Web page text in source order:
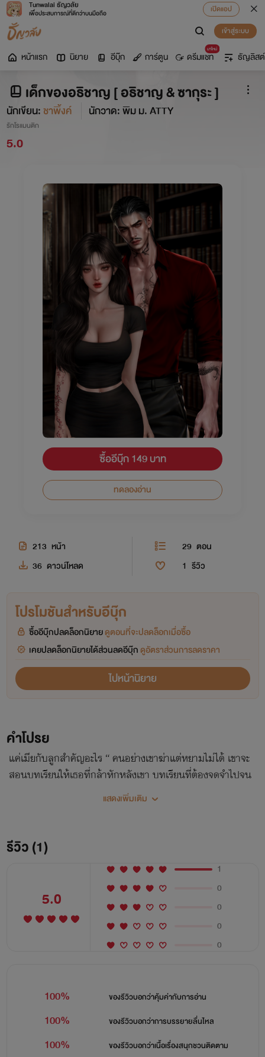
Tunwalai ธัญวลัย
เพื่อประสบการณ์ที่ดีกว่าบนมือถือ
เปิดแอป
เข้าสู่ระบบ
หน้าแรก นิยาย อีบุ๊ก การ์ตูน
มาใหม่
ดรีมแชท ธัญลิสต์
เด็กของอธิชาญ [ อธิชาญ & ซากุระ ]
นักเขียน:ชาพิ้งค์ นักวาด: พิม ม. ATTY
รักโรแมนติก
5.0
ซื้ออีบุ๊ก 149 บาท
ทดลองอ่าน
213 หน้า 29 ตอน
36 ดาวน์โหลด 1 รีวิว
โปรโมชันสำหรับอีบุ๊ก
ซื้ออีบุ๊กปลดล็อกนิยายดูตอนที่จะปลดล็อกเมื่อซื้อ
เคยปลดล็อกนิยายได้ส่วนลดอีบุ๊ก ดูอัตราส่วนการลดราคา
ไปหน้านิยาย
คำโปรย
แค่เมียกับลูกสำคัญอะไร “ คนอย่างเขาฆ่าแต่หยามไม่ได้ เขาจะ
สอนบทเรียนให้เธอที่กล้าหักหลังเขา บทเรียนที่ต้องจดจำไปจน
แสดงเพิ่มเติม
รีวิว (1)
5.0
1
0
0
0
0
100% ของรีวิวบอกว่าคุ้มค่ากับการอ่าน
100% ของรีวิวบอกว่าการบรรยายลื่นไหล
100% ของรีวิวบอกว่าเนื้อเรื่องสนุกชวนติดตาม